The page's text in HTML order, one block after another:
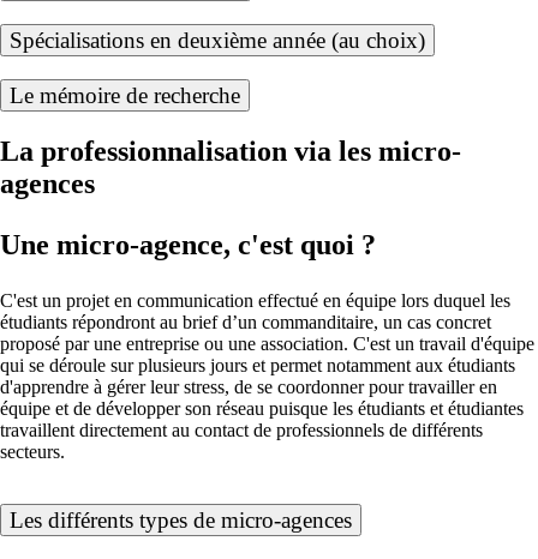
Spécialisations en deuxième année (au choix)
Le mémoire de recherche
La professionnalisation via les micro-
agences
Une micro-agence, c'est quoi ?
C'est un projet en communication effectué en équipe lors duquel les
étudiants répondront au brief d’un commanditaire, un cas concret
proposé par une entreprise ou une association. C'est un travail d'équipe
qui se déroule sur plusieurs jours et permet notamment aux étudiants
d'apprendre à gérer leur stress, de se coordonner pour travailler en
équipe et de développer son réseau puisque les étudiants et étudiantes
travaillent directement au contact de professionnels de différents
secteurs.
Les différents types de micro-agences